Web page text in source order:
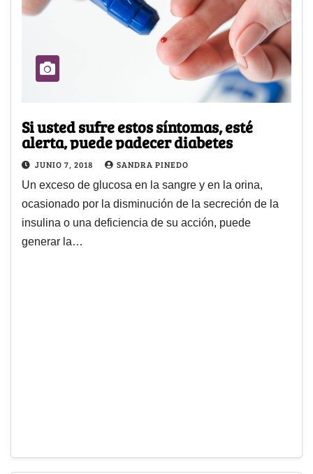
Si usted sufre estos síntomas, esté
alerta, puede padecer diabetes
JUNIO 7, 2018 SANDRA PINEDO
Un exceso de glucosa en la sangre y en la orina,
ocasionado por la disminución de la secreción de la
insulina o una deficiencia de su acción, puede
generar la…